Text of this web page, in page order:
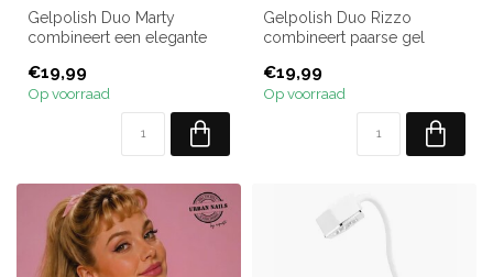
Gelpolish Duo Marty
combineert een elegante
roségouden glitt...
€19,99
Op voorraad
Gelpolish Duo Rizzo
combineert paarse gel
lila glitt...
€19,99
Op voorraad